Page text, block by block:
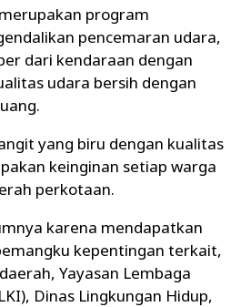
program
pencemaran udara,
dari kendaraan dengan
udara bersih dengan
yang biru dengan kualitas
keinginan setiap warga
perkotaan.
karena mendapatkan
kepentingan terkait,
Yayasan Lembaga
Dinas Lingkungan Hidup,